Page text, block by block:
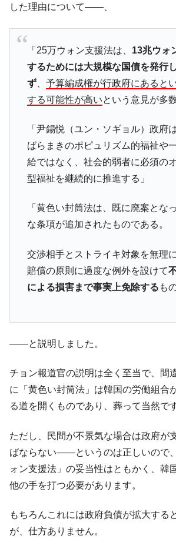
動」
国の過剰生産が世界を蝕む。
『Money1』
韓国製造業「半導体絶好
種は全般的「不調」⇒ PSIが示す現況は
『Money1』
【米韓激突案件】韓国消
ン』1人当たり賠償10万ウォンを認定 ⇒
『Money1』
韓国型イージス搭載の次
「KDDX」1番艦、2032年竣工と公示
『Money1』
【対日本円】ウォン安が
に韓国がいっちょがみしたのでは。
『Money1』
韓国政府『BYD』車への
は韓国で『BYD』車は売れている。6カ
1.9倍！
『Money1』
在韓米国大使スティール
く空港に詰めかけ「出て行け！」「極右
ドを掲げる「在韓反米勢力」
『Money1』
韓国政府「2035年までに
ほぼ終わった」
発。
Fact1
日本の誇る海洋資源調査船『白
塊！
府県とは？
Fact1 今話題の「楽天ライオンズ」と
奇跡の毛色「白毛馬」とは？
える賞金とは？
Fact1 平成仮面ライダーの意外すぎる
した理由について――、
「25万ウォン支援法は、 13兆ウォ
するためには大規模な国債を発行
ず、 予算編成権が行政府にあると
する可能性が高いという意見が多
「尹錫悦（ユン・ソギョル）政府
ばらまきのポピュリズム的福祉や
給ではなく、社会的弱者に必須の
型福祉を継続的に推進する」
「黄色い封筒法は、既に廃案とな
な条項が追加されたものである。
交渉相手とストライキ対象を無理
賠償の原則に過度な例外を設けて
による損害まで事実上免除する も
――と説明しました。
チョン報道官の説明は全く至当で、間
に「黄色い封筒法」は韓国の労働組合
る道を開くものであり、葬って当然です
ただし、民間が不景気な場合は政府が
ばならない――というのは正しいので
ォン支援法」の妥当性はともかく、韓
他の手を打つ必要があります。
もちろんこれには政府負債が拡大する
が、仕方ありません。